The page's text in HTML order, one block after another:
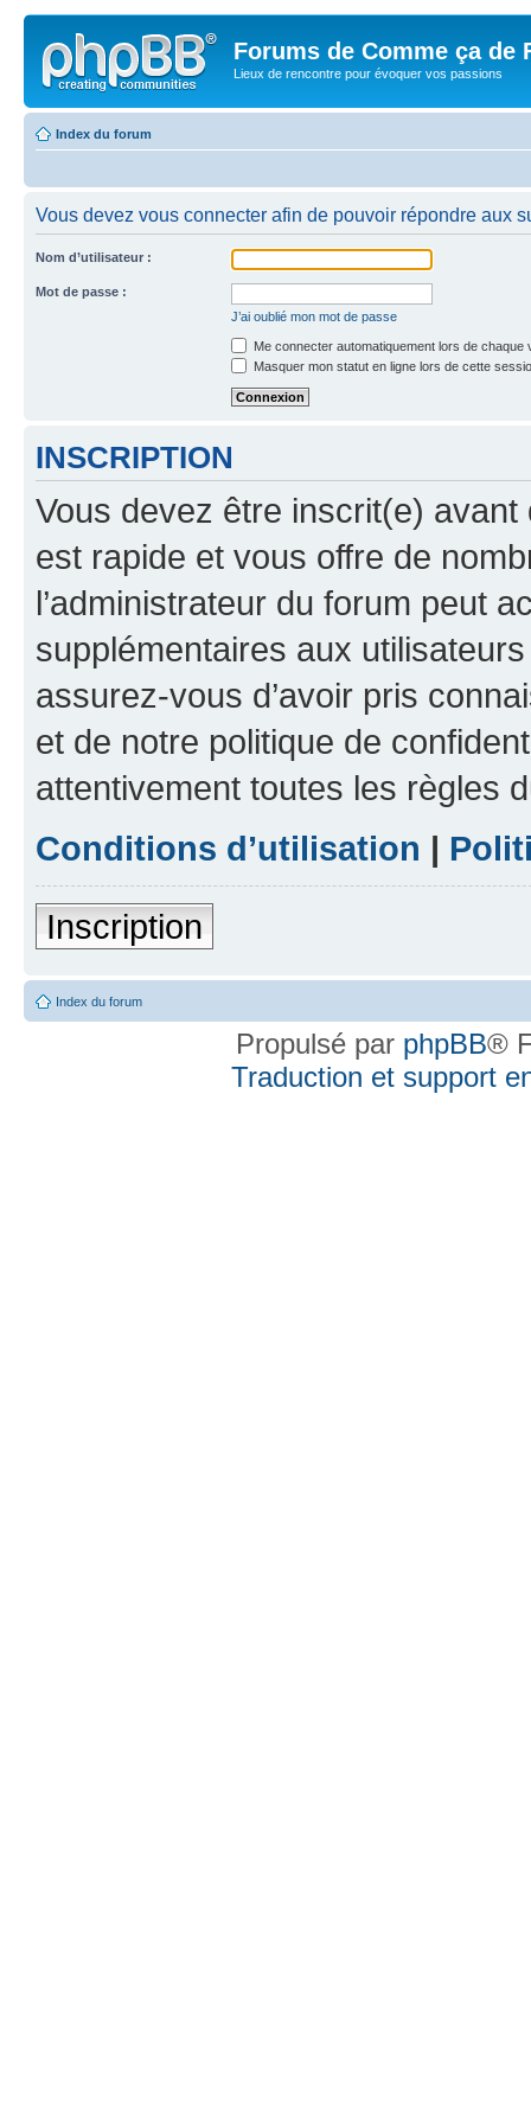
Forums de Comme ça de
Lieux de rencontre pour évoquer vos passions
Index du forum
Vous devez vous connecter afin de pouvoir répondre aux
Nom d’utilisateur :
Mot de passe :
J’ai oublié mon mot de passe
Me connecter automatiquement lors de chaque
Masquer mon statut en ligne lors de cette
INSCRIPTION
Vous devez être inscrit(e) avant
est rapide et vous offre de
l’administrateur du forum peut
supplémentaires aux
assurez-vous d’avoir pris
et de notre politique de
attentivement toutes les règles
Conditions d’utilisation |
Inscription
Index du forum
Propulsé par phpBB®
Traduction et support